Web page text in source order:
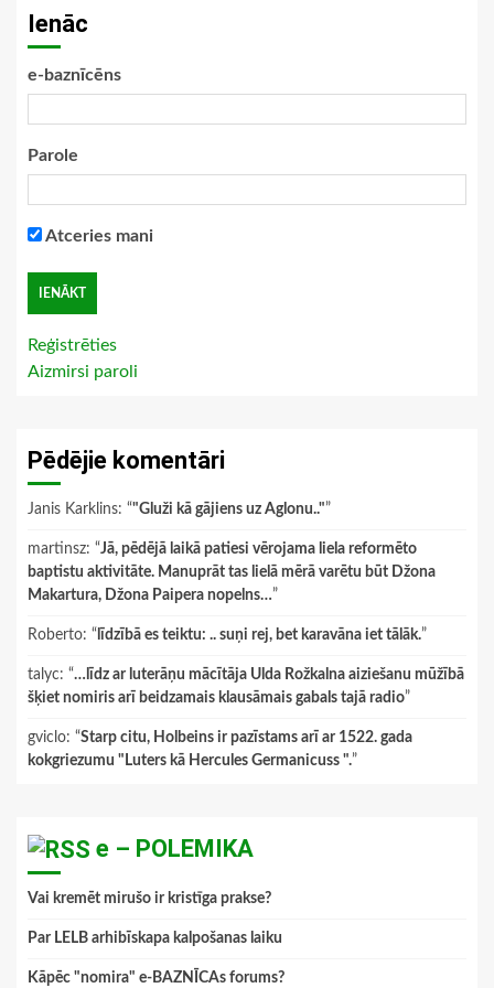
Ienāc
e-baznīcēns
Parole
Atceries mani
Reģistrēties
Aizmirsi paroli
Pēdējie komentāri
Janis Karklins: “"Gluži kā gājiens uz Aglonu.."”
martinsz: “Jā, pēdējā laikā patiesi vērojama liela reformēto
baptistu aktivitāte. Manuprāt tas lielā mērā varētu būt Džona
Makartura, Džona Paipera nopelns…”
Roberto: “ līdzībā es teiktu: .. suņi rej, bet karavāna iet tālāk.”
talyc: “…līdz ar luterāņu mācītāja Ulda Rožkalna aiziešanu mūžībā
šķiet nomiris arī beidzamais klausāmais gabals tajā radio”
gviclo: “Starp citu, Holbeins ir pazīstams arī ar 1522. gada
kokgriezumu "Luters kā Hercules Germanicuss ".”
e – POLEMIKA
Vai kremēt mirušo ir kristīga prakse?
Par LELB arhibīskapa kalpošanas laiku
Kāpēc "nomira" e-BAZNĪCAs forums?